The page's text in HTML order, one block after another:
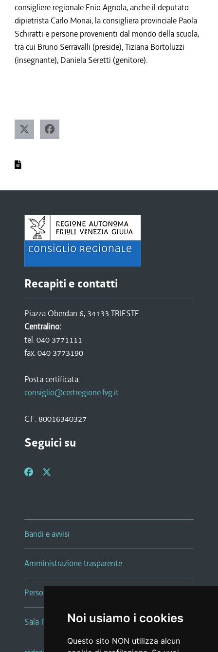
Noi usiamo i cookies
Questo sito NON utilizza alcun
consigliere regionale Enio Agnola, anche il deputato
dipietrista Carlo Monai, la consigliera provinciale Paola
Schiratti e persone provenienti dal mondo della scuola,
tra cui Bruno Serravalli (preside), Tiziana Bortoluzzi
(insegnante), Daniela Seretti (genitore).
Recapiti e contatti
Piazza Oberdan 6, 34133 TRIESTE
Centralino:
tel. 040 3771111
fax. 040 3773190
Posta certificata:
consiglio@certregione.fvg.it
C.F. 80016340327
Seguici su
Bandi e avvisi
Amministrazione trasparente
Persone e Uffici
Sala Tiziano Tessitori